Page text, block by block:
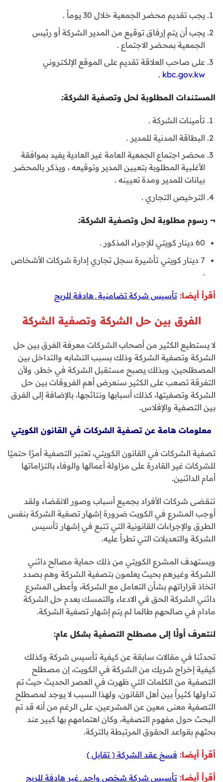
يجب تقديم محضر الجمعية خلال 30 يوماً .
يجب أن يتم إرفاق توقيع من المدير الشركة أو رئيس
الجمعية بمحضر الاجتماع .
على صاحب العلاقة تقديم على الموقع الإلكتروني
kbc.gov.kw
.
المستندات المطلوبة لحل وتصفية الشركة:ـ
تأمينات الشركة .
البطاقة المدنية للمدير .
محضر اجتماع الجمعية العامة غير العادية يفيد بموافقة
الأغلبية المطلوبة بتعيين المدير وتوقيعه ، ويذكر بالمحضر
بيانات للمدير ومدة تعيينه .
الترخيص التجاري .
¬ رسوم مطلوبة لحل وتصفية الشركة:ـ
60 دينار كويتي للإجراء المذكور .
7 دينار كويتي تأشيرة سجل تجاري إدارة شركات الأشخاص
.
أقرأ أيضا: تأسيس شركة تضامنية ـ هادفة للربح
الفرق بين حل الشركة وتصفية الشركة
لا يستطيع الكثير من أصحاب الشركات معرفة الفرق بين حل
الشركة وتصفية الشركة وذلك بسبب التشابه والتداخل بين
المصطلحين، وبذلك يصبح مستقبل الشركة في خطر. ولأن
التفرقة تصعب على الكثير سنعرض أهم الفروقات بين حل
الشركة وتصفيتها، كذلك أسبابها ونتائجها، بالإضافة إلى الفرق
بين التصفية والإفلاس.
معلومات هامة عن تصفية الشركات في القانون الكويتي
تصفية الشركات في القانون الكويتي، تعتبر التصفية أمرًا حتميًا
للشركات غير القادرة على مزاولة أعمالها والوفاء بالتزاماتها
أمام الدائنين.
تنقضى شركات الأفراد بجميع أسباب وصور الانقضاء ولقد
أوجب المشرع في الكويت ضرورة إشهار تصفية الشركة بنفس
الطرق والإجراءات القانونية التي تتبع في إشهار تأسيس
الشركة والتعديلات التي تطرأ عليه.
ويستهدف المشرع الكويتي من ذلك حماية مصالح دائني
الشركة وغيرهم بحيث يعلمون بتصفية الشركة وهم بصدد
اتخاذ قراراتهم بشأن التعامل مع الشركة، وأعطى المشرع
دائني الشركة الحق في الادعاء والتمسك بعدم حل الشركة
مادام في صالحهم طالما لم يتم إشهار تصفية الشركة.
لنتعرف أولًا إلى مصطلح التصفية بشكل عام:
تحدثنا في مقالات سابقة عن كيفية تأسيس شركة وكذلك
كيفية إخراج شريك من الشركة في الكويت، إن مصطلح
التصفية من الكلمات التي ظهرت في العصر الحديث حيث تم
تداولها كثيراً بين أهل القانون، ولهذا السبب لا يوجد لمصطلح
التصفية معنى معين عن المشرعين، على الرغم من أنه قد تم
البحث حول مفهوم التصفية، وكان اهتمامهم بها كبير عند
بحثهم بقواعد الحقوق المرتبطة بالتركة.
أقرأ أيضا: فسخ عقد الشركة ( تقابل )
أقرأ أيضا: تأسيس شركة شخص واحد ـ غير هادفة للربح